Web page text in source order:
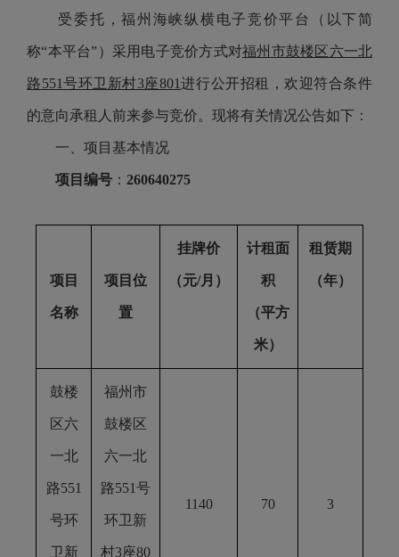
受委托，福州海峡纵横电子竞价平台（以下简
称“本平台”）采用电子竞价方式对福州市鼓楼区六一北
路551号环卫新村3座801进行公开招租，欢迎符合条件
的意向承租人前来参与竞价。现将有关情况公告如下：
一、项目基本情况
项目编号 ： 260640275
项目
名称
项目位
置
挂牌价
（元/月）
计租面
积
（平方
米）
租赁期
（年）
鼓楼
区六
一北
路551
号环
卫新
福州市
鼓楼区
六一北
路551号
环卫新
村3座80
1140 70 3